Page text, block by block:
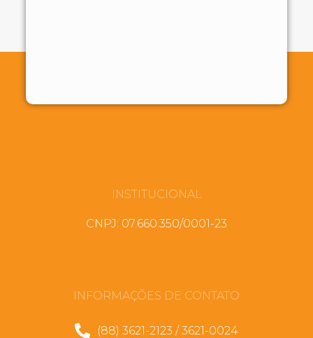
INSTITUCIONAL
CNPJ: 07.660.350/0001-23
INFORMAÇÕES DE CONTATO
(88) 3621-2123 / 3621-0024